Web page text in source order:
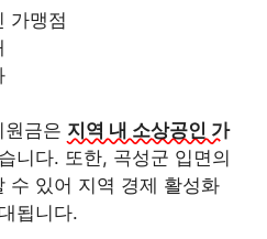
가맹점
원금은 지역 내 소상공인 가
니다. 또한, 곡성군 입면의
수 있어 지역 경제 활성화
됩니다.